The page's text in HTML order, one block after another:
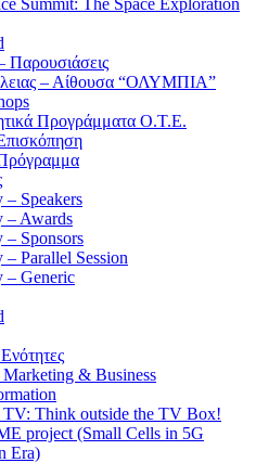
Summit: The Space Exploration
– Αίθουσα “ΟΛΥΜΠΙΑ”
Προγράμματα Ο.Τ.Ε.
– Speakers
– Awards
– Sponsors
– Parallel Session
– Generic
& Business
Think outside the TV Box!
project (Small Cells in 5G
Era)